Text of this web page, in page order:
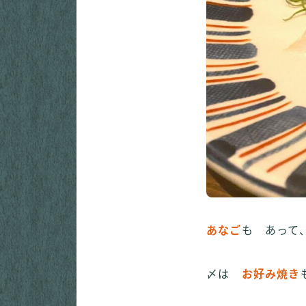
あなごも あって
〆は お好み焼き